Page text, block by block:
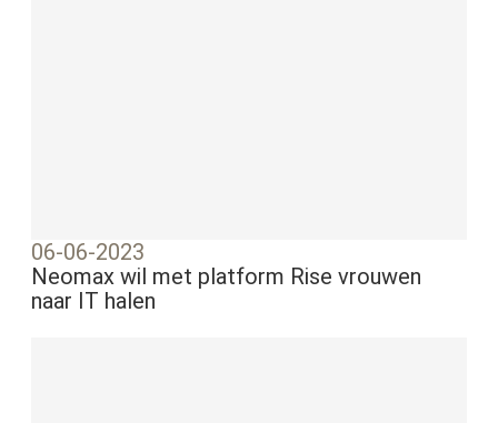
06-06-2023
Neomax wil met platform Rise vrouwen
naar IT halen